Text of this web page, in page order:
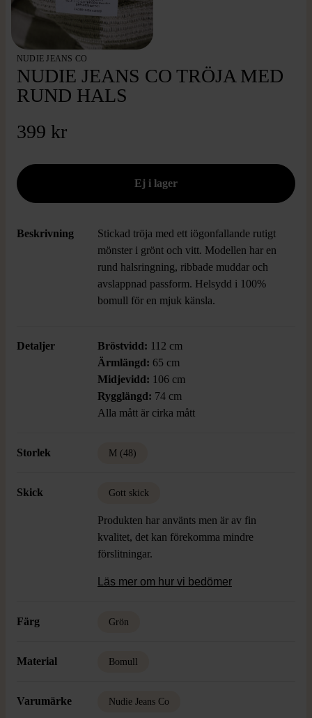
NUDIE JEANS CO
NUDIE JEANS CO TRÖJA MED
RUND HALS
399 kr
Beskrivning
Stickad tröja med ett iögonfallande rutigt
mönster i grönt och vitt. Modellen har en
rund halsringning, ribbade muddar och
avslappnad passform. Helsydd i 100%
bomull för en mjuk känsla.
Detaljer Bröstvidd: 112 cm
Ärmlängd: 65 cm
Midjevidd: 106 cm
Rygglängd: 74 cm
Alla mått är cirka mått
Storlek M (48)
Skick Gott skick
Produkten har använts men är av fin
kvalitet, det kan förekomma mindre
förslitningar.
Läs mer om hur vi bedömer
Färg Grön
Material Bomull
Varumärke Nudie Jeans Co